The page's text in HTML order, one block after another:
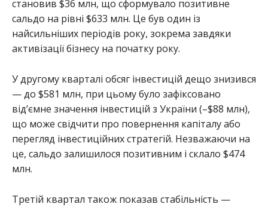
становив $36 млн, що сформувало позитивне
сальдо на рівні $633 млн. Це був один із
найсильніших періодів року, зокрема завдяки
активізації бізнесу на початку року.
У другому кварталі обсяг інвестицій дещо знизився
— до $581 млн, при цьому було зафіксовано
від’ємне значення інвестицій з України (–$88 млн),
що може свідчити про повернення капіталу або
перегляд інвестиційних стратегій. Незважаючи на
це, сальдо залишилося позитивним і склало $474
млн.
Третій квартал також показав стабільність —